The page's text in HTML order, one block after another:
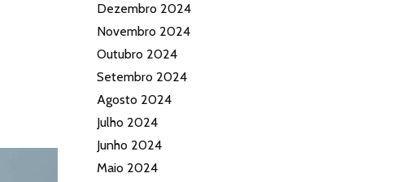
Dezembro 2024
Novembro 2024
Outubro 2024
Setembro 2024
Agosto 2024
Julho 2024
Junho 2024
Maio 2024